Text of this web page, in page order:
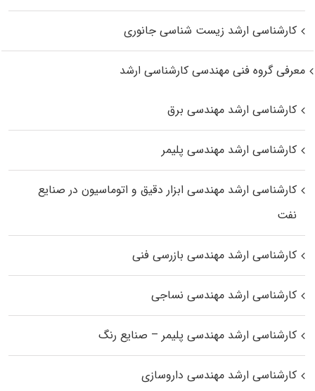
کارشناسی ارشد زیست‌ شناسی جانوری
معرفی گروه فنی مهندسی کارشناسی ارشد
کارشناسی ارشد مهندسی برق
کارشناسی ارشد مهندسی پلیمر
کارشناسی ارشد مهندسی ابزار دقیق و اتوماسیون در صنایع
نفت
کارشناسی ارشد مهندسی بازرسی فنی
کارشناسی ارشد مهندسی نساجی
کارشناسی ارشد مهندسی پلیمر – صنایع رنگ
کارشناسی ارشد مهندسی داروسازی